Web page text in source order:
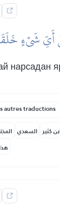
شَيۡءٍ
нарсадан
autres traductions
السعدي كثير